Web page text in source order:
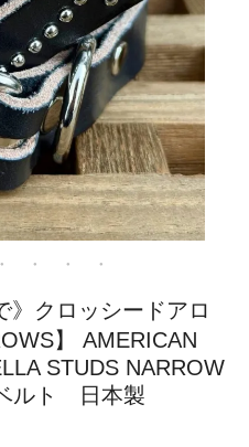
》クロッシードアロ
】 AMERICAN
STUDS NARROW
ルト 日本製